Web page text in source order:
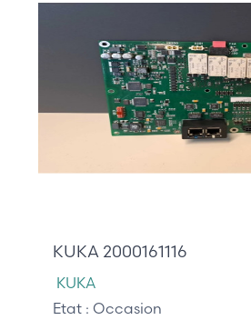
KUKA 2000161116
KUKA
Etat : Occasion